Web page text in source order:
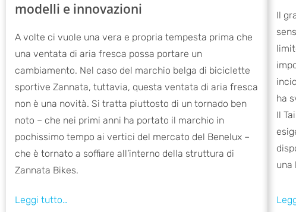
modelli e innovazioni
A volte ci vuole una vera e propria tempesta prima che
una ventata di aria fresca possa portare un
cambiamento. Nel caso del marchio belga di biciclette
sportive Zannata, tuttavia, questa ventata di aria fresca
non è una novità. Si tratta piuttosto di un tornado ben
noto – che nei primi anni ha portato il marchio in
pochissimo tempo ai vertici del mercato del Benelux –
che è tornato a soffiare all’interno della struttura di
Zannata Bikes.
Il
ha
Il
una